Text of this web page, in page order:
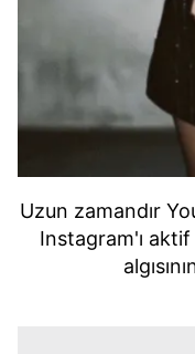
Uzun zamandır
Instagram'ı